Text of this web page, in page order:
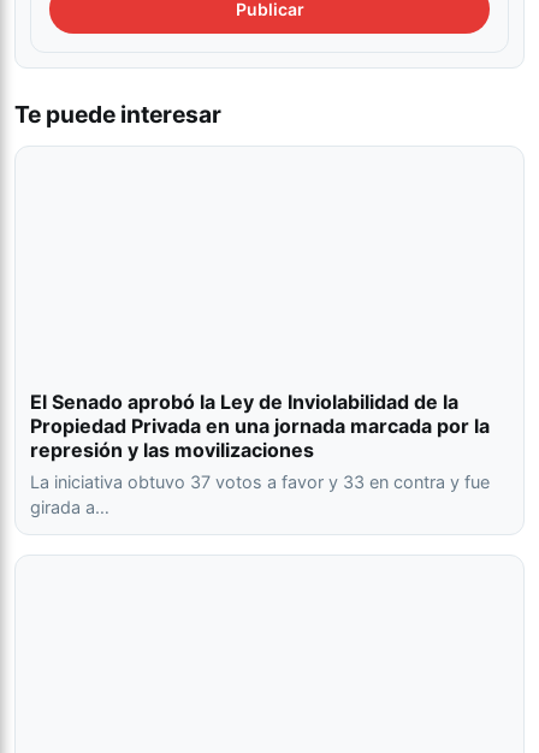
Te puede interesar
El Senado aprobó la Ley de Inviolabilidad de la
Propiedad Privada en una jornada marcada por la
represión y las movilizaciones
La iniciativa obtuvo 37 votos a favor y 33 en contra y fue
girada a…